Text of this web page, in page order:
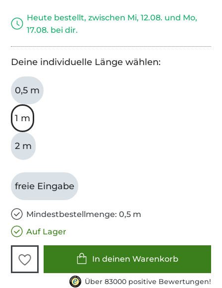
Heute bestellt, zwischen Mi, 12.08. und Mo,
17.08. bei dir.
Deine individuelle Länge wählen:
0,5 m
1 m
2 m
freie Eingabe
Mindestbestellmenge: 0,5 m
Auf Lager
In deinen Warenkorb
Über 83000 positive Bewertungen!